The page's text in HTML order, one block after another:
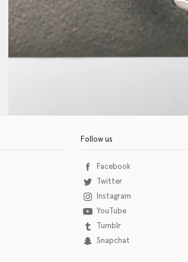
Follow us
Facebook
Twitter
Instagram
YouTube
Tumblr
Snapchat